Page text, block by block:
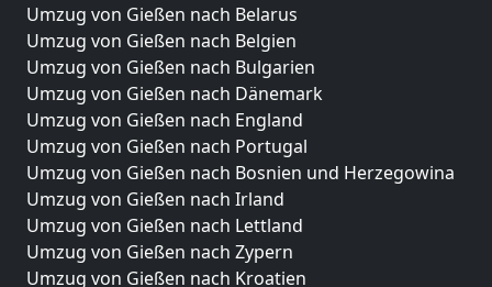
Umzug von Gießen nach Belarus
Umzug von Gießen nach Belgien
Umzug von Gießen nach Bulgarien
Umzug von Gießen nach Dänemark
Umzug von Gießen nach England
Umzug von Gießen nach Portugal
Umzug von Gießen nach Bosnien und Herzegowina
Umzug von Gießen nach Irland
Umzug von Gießen nach Lettland
Umzug von Gießen nach Zypern
Umzug von Gießen nach Kroatien